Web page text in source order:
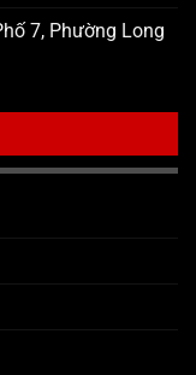
7, Phường Long